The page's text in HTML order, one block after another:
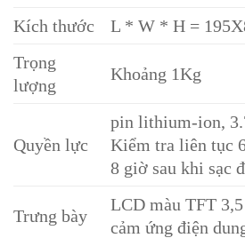
Kích thước
L * W * H =
Trọng
lượng
Khoảng 1Kg
Quyền lực
pin lithium-ion,
Kiểm tra liên tục
8 giờ sau khi sạc
Trưng bày
LCD màu TFT
cảm ứng điện